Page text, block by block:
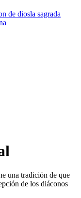
de diosla sagrada
una tradición de que
de los diáconos